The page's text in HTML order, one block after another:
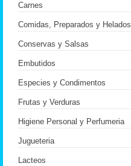
Carnes
Comidas, Preparados y Helados
Conservas y Salsas
Embutidos
Especies y Condimentos
Frutas y Verduras
Higiene Personal y Perfumeria
Jugueteria
Lacteos